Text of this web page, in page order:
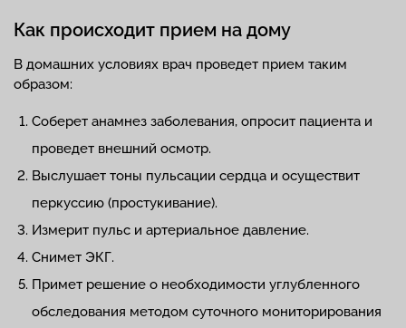
Как происходит прием на дому
В домашних условиях врач проведет прием таким
образом:
Соберет анамнез заболевания, опросит пациента и
проведет внешний осмотр.
Выслушает тоны пульсации сердца и осуществит
перкуссию (простукивание).
Измерит пульс и артериальное давление.
Снимет ЭКГ.
Примет решение о необходимости углубленного
обследования методом суточного мониторирования